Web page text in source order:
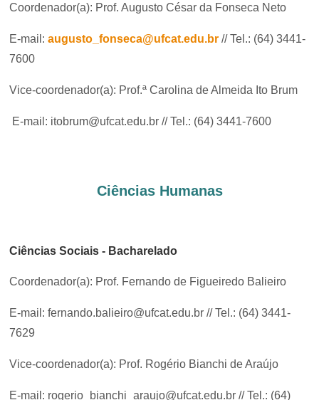
Coordenador(a): Prof. Augusto César da Fonseca Neto
E-mail: augusto_fonseca@ufcat.edu.br // Tel.: (64) 3441-
7600
Vice-coordenador(a): Prof.ª Carolina de Almeida Ito Brum
E-mail: itobrum@ufcat.edu.br // Tel.: (64) 3441-7600
Ciências Humanas
Ciências Sociais - Bacharelado
Coordenador(a): Prof. Fernando de Figueiredo Balieiro
E-mail: fernando.balieiro@ufcat.edu.br // Tel.: (64) 3441-
7629
Vice-coordenador(a): Prof. Rogério Bianchi de Araújo
E-mail: rogerio_bianchi_araujo@ufcat.edu.br // Tel.: (64)